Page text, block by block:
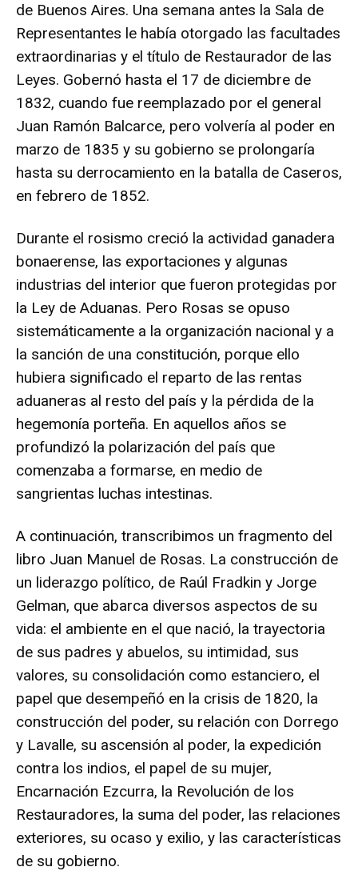
de Buenos Aires. Una semana antes la Sala de
Representantes le había otorgado las facultades
extraordinarias y el título de Restaurador de las
Leyes. Gobernó hasta el 17 de diciembre de
1832, cuando fue reemplazado por el general
Juan Ramón Balcarce, pero volvería al poder en
marzo de 1835 y su gobierno se prolongaría
hasta su derrocamiento en la batalla de Caseros,
en febrero de 1852.
Durante el rosismo creció la actividad ganadera
bonaerense, las exportaciones y algunas
industrias del interior que fueron protegidas por
la Ley de Aduanas. Pero Rosas se opuso
sistemáticamente a la organización nacional y a
la sanción de una constitución, porque ello
hubiera significado el reparto de las rentas
aduaneras al resto del país y la pérdida de la
hegemonía porteña. En aquellos años se
profundizó la polarización del país que
comenzaba a formarse, en medio de
sangrientas luchas intestinas.
A continuación, transcribimos un fragmento del
libro Juan Manuel de Rosas. La construcción de
un liderazgo político, de Raúl Fradkin y Jorge
Gelman, que abarca diversos aspectos de su
vida: el ambiente en el que nació, la trayectoria
de sus padres y abuelos, su intimidad, sus
valores, su consolidación como estanciero, el
papel que desempeñó en la crisis de 1820, la
construcción del poder, su relación con Dorrego
y Lavalle, su ascensión al poder, la expedición
contra los indios, el papel de su mujer,
Encarnación Ezcurra, la Revolución de los
Restauradores, la suma del poder, las relaciones
exteriores, su ocaso y exilio, y las características
de su gobierno.